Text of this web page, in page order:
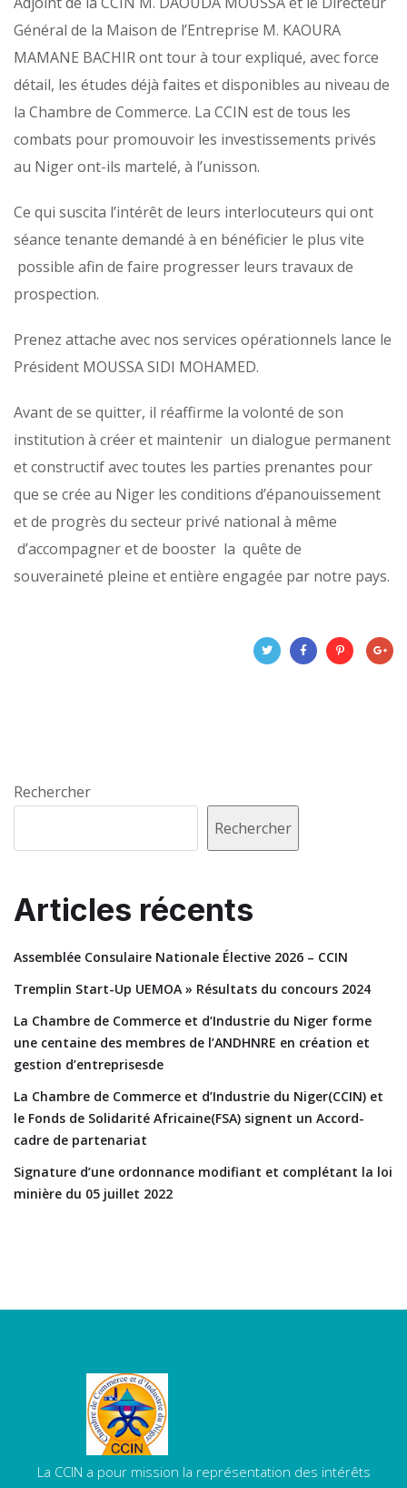
Général de la Maison de l’Entreprise M. KAOURA
MAMANE BACHIR ont tour à tour expliqué, avec force
détail, les études déjà faites et disponibles au niveau de
la Chambre de Commerce. La CCIN est de tous les
combats pour promouvoir les investissements privés
au Niger ont-ils martelé, à l’unisson.
Ce qui suscita l’intérêt de leurs interlocuteurs qui ont
séance tenante demandé à en bénéficier le plus vite
possible afin de faire progresser leurs travaux de
prospection.
Prenez attache avec nos services opérationnels lance le
Président MOUSSA SIDI MOHAMED.
Avant de se quitter, il réaffirme la volonté de son
institution à créer et maintenir un dialogue permanent
et constructif avec toutes les parties prenantes pour
que se crée au Niger les conditions d’épanouissement
et de progrès du secteur privé national à même
d’accompagner et de booster la quête de
souveraineté pleine et entière engagée par notre pays.
Rechercher
Rechercher
Articles récents
Assemblée Consulaire Nationale Élective 2026 – CCIN
Tremplin Start-Up UEMOA » Résultats du concours 2024
La Chambre de Commerce et d’Industrie du Niger forme
une centaine des membres de l’ANDHNRE en création et
gestion d’entreprisesde
La Chambre de Commerce et d’Industrie du Niger(CCIN) et
le Fonds de Solidarité Africaine(FSA) signent un Accord-
cadre de partenariat
Signature d’une ordonnance modifiant et complétant la loi
minière du 05 juillet 2022
La CCIN a pour mission la représentation des intérêts